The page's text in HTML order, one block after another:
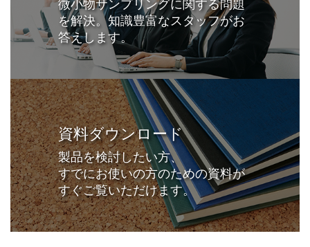
微小物サンプリングに関する問題
を解決。知識豊富なスタッフがお
答えします。
資料ダウンロード
製品を検討したい方、
すでにお使いの方のための資料が
すぐご覧いただけます。